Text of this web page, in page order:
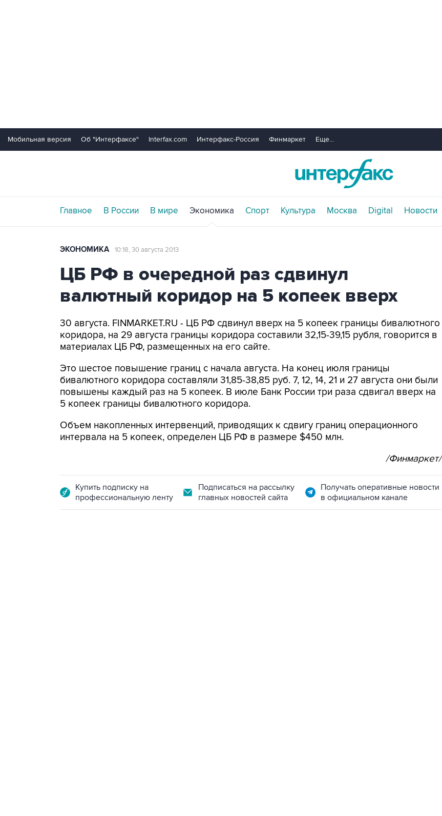
Мобильная версия Об "Интерфаксе" Interfax.com Интерфакс-Россия Финмаркет Еще...
Главное В России В мире Экономика Спорт Культура Москва Digital Новости
ЭКОНОМИКА 10:18, 30 августа 2013
ЦБ РФ в очередной раз сдвинул
валютный коридор на 5 копеек вверх
30 августа. FINMARKET.RU - ЦБ РФ сдвинул вверх на 5 копеек границы бивалютного
коридора, на 29 августа границы коридора составили 32,15-39,15 рубля, говорится в
материалах ЦБ РФ, размещенных на его сайте.
Это шестое повышение границ с начала августа. На конец июля границы
бивалютного коридора составляли 31,85-38,85 руб. 7, 12, 14, 21 и 27 августа они были
повышены каждый раз на 5 копеек. В июле Банк России три раза сдвигал вверх на
5 копеек границы бивалютного коридора.
Объем накопленных интервенций, приводящих к сдвигу границ операционного
интервала на 5 копеек, определен ЦБ РФ в размере $450 млн.
/Финмаркет/
Купить подписку на
профессиональную ленту
Подписаться на рассылку
главных новостей сайта
Получать оперативные новости
в официальном канале